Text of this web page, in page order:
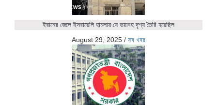
ইরানের জেলে ইসরায়েলি হামলায় যে ভয়াবহ দৃশ্য তৈরি হয়েছিল
August 29, 2025 / সব খবর